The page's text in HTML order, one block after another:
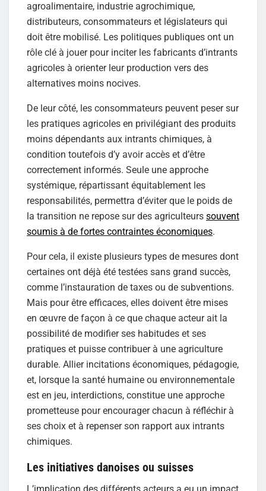
agroalimentaire, industrie agrochimique,
distributeurs, consommateurs et législateurs qui
doit être mobilisé. Les politiques publiques ont un
rôle clé à jouer pour inciter les fabricants d’intrants
agricoles à orienter leur production vers des
alternatives moins nocives.
De leur côté, les consommateurs peuvent peser sur
les pratiques agricoles en privilégiant des produits
moins dépendants aux intrants chimiques, à
condition toutefois d’y avoir accès et d’être
correctement informés. Seule une approche
systémique, répartissant équitablement les
responsabilités, permettra d’éviter que le poids de
la transition ne repose sur des agriculteurs souvent
soumis à de fortes contraintes économiques.
Pour cela, il existe plusieurs types de mesures dont
certaines ont déjà été testées sans grand succès,
comme l’instauration de taxes ou de subventions.
Mais pour être efficaces, elles doivent être mises
en œuvre de façon à ce que chaque acteur ait la
possibilité de modifier ses habitudes et ses
pratiques et puisse contribuer à une agriculture
durable. Allier incitations économiques, pédagogie,
et, lorsque la santé humaine ou environnementale
est en jeu, interdictions, constitue une approche
prometteuse pour encourager chacun à réfléchir à
ses choix et à repenser son rapport aux intrants
chimiques.
Les initiatives danoises ou suisses